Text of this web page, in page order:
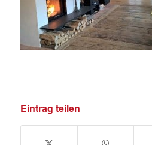
Eintrag teilen